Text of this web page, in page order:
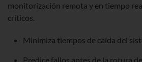
monitorización remota y en tiempo
críticos.
Minimiza tiempos de caída del
Predice fallos antes de la rotura